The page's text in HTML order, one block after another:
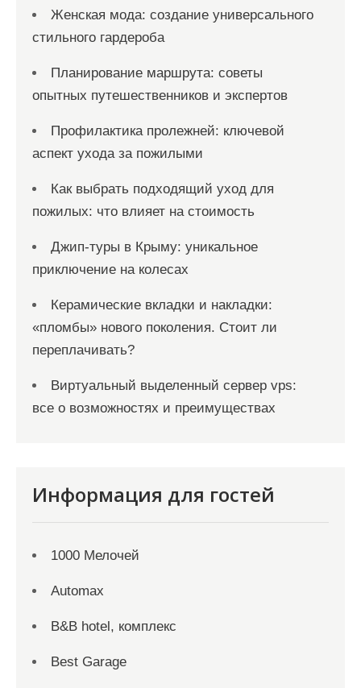
Женская мода: создание универсального
стильного гардероба
Планирование маршрута: советы
опытных путешественников и экспертов
Профилактика пролежней: ключевой
аспект ухода за пожилыми
Как выбрать подходящий уход для
пожилых: что влияет на стоимость
Джип-туры в Крыму: уникальное
приключение на колесах
Керамические вкладки и накладки:
«пломбы» нового поколения. Стоит ли
переплачивать?
Виртуальный выделенный сервер vps:
все о возможностях и преимуществах
Информация для гостей
1000 Мелочей
Automax
B&B hotel, комплекс
Best Garage